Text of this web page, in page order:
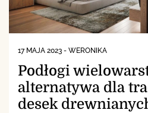
17 MAJA 2023 - WERONIKA
Podłogi
alternatywa dla
desek